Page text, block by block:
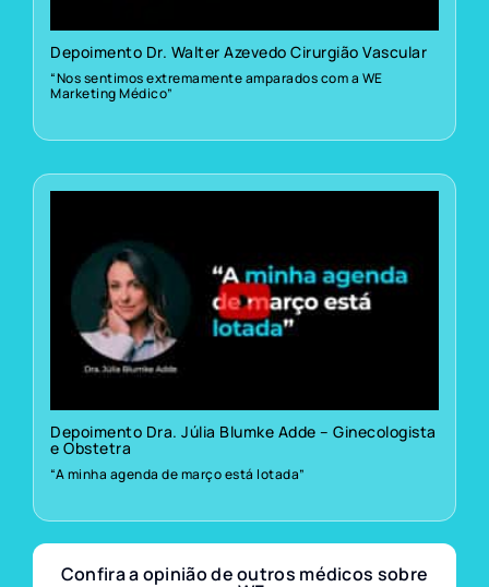
Depoimento Dr. Walter Azevedo Cirurgião Vascular
“Nos sentimos extremamente amparados com a WE
Marketing Médico”
Depoimento Dra. Júlia Blumke Adde – Ginecologista
e Obstetra
“A minha agenda de março está lotada”
Confira a opinião de outros médicos sobre